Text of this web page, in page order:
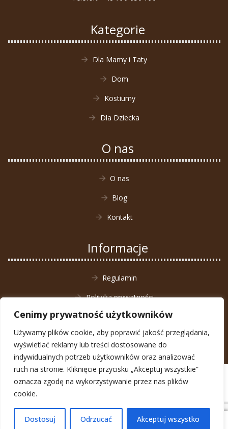
Cenimy prywatność użytkowników
Używamy plików cookie, aby poprawić jakość przeglądania,
wyświetlać reklamy lub treści dostosowane do
indywidualnych potrzeb użytkowników oraz analizować
ruch na stronie. Kliknięcie przycisku „Akceptuj wszystkie”
oznacza zgodę na wykorzystywanie przez nas plików
cookie.
Dostosuj Odrzucać Akceptuj wszystko
Kategorie
Dla Mamy i Taty
Dom
Kostiumy
Dla Dziecka
O nas
O nas
Blog
Kontakt
Informacje
Regulamin
Polityka prywatności
Zwrot towaru
0
© Animal4You 2026